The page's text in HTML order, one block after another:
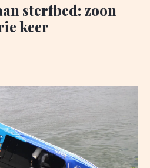
sterfbed: zoon
keer